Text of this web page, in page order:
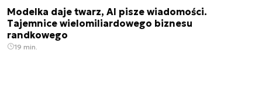
Modelka daje twarz, AI pisze wiadomości.
Tajemnice wielomiliardowego biznesu
randkowego
19 min.